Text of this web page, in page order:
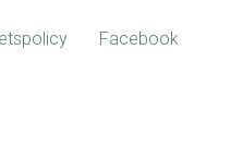
Facebook